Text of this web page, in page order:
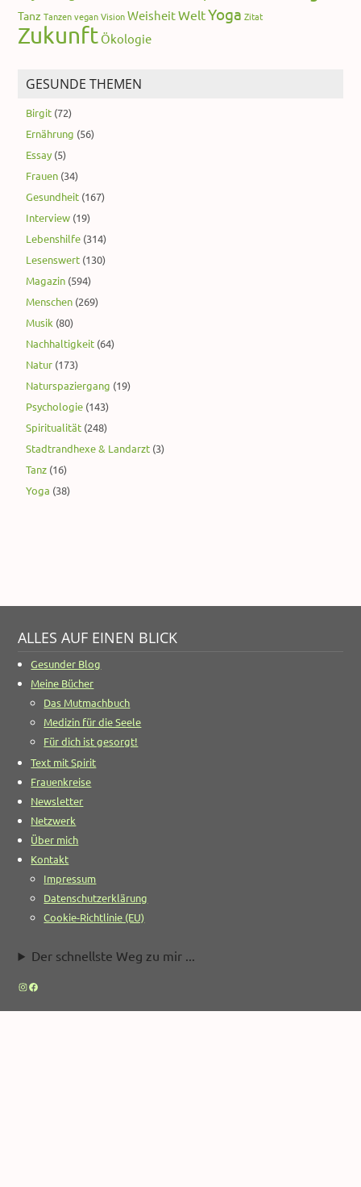
Tanz Tanzen vegan Vision WeisheitWeltYoga Zitat
Zukunft Ökologie
GESUNDE THEMEN
Birgit (72)
Ernährung (56)
Essay (5)
Frauen (34)
Gesundheit (167)
Interview (19)
Lebenshilfe (314)
Lesenswert (130)
Magazin (594)
Menschen (269)
Musik (80)
Nachhaltigkeit (64)
Natur (173)
Naturspaziergang (19)
Psychologie (143)
Spiritualität (248)
Stadtrandhexe & Landarzt (3)
Tanz (16)
Yoga (38)
ALLES AUF EINEN BLICK
Gesunder Blog
Meine Bücher
Das Mutmachbuch
Medizin für die Seele
Für dich ist gesorgt!
Text mit Spirit
Frauenkreise
Newsletter
Netzwerk
Über mich
Kontakt
Impressum
Datenschutzerklärung
Cookie-Richtlinie (EU)
Der schnellste Weg zu mir ...
Instagram
Facebook